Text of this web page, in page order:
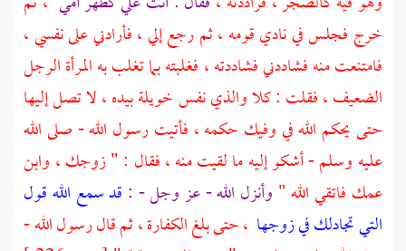
خرج فجلس في نادي قومه ، ثم رجع إلي ، فأرادني على نفسي ،
فامتنعت منه فشاددني فشاددته ، فغلبته بما تغلب به المرأة الرجل
الضعيف ، فقلت : كلا والذي نفس خويلة بيده ، لا تصل إليها
حتى يحكم الله في وفيك حكمه ، فأتيت رسول الله - صلى الله
عليه وسلم - أشكو إليه ما لقيت منه ، فقال : " زوجك ، وابن
عمك فاتقي الله " وأنزل الله - عز وجل - : قد سمع الله قول
التي تجادلك في زوجها ، حتى بلغ الكفارة ، ثم قال رسول الله -